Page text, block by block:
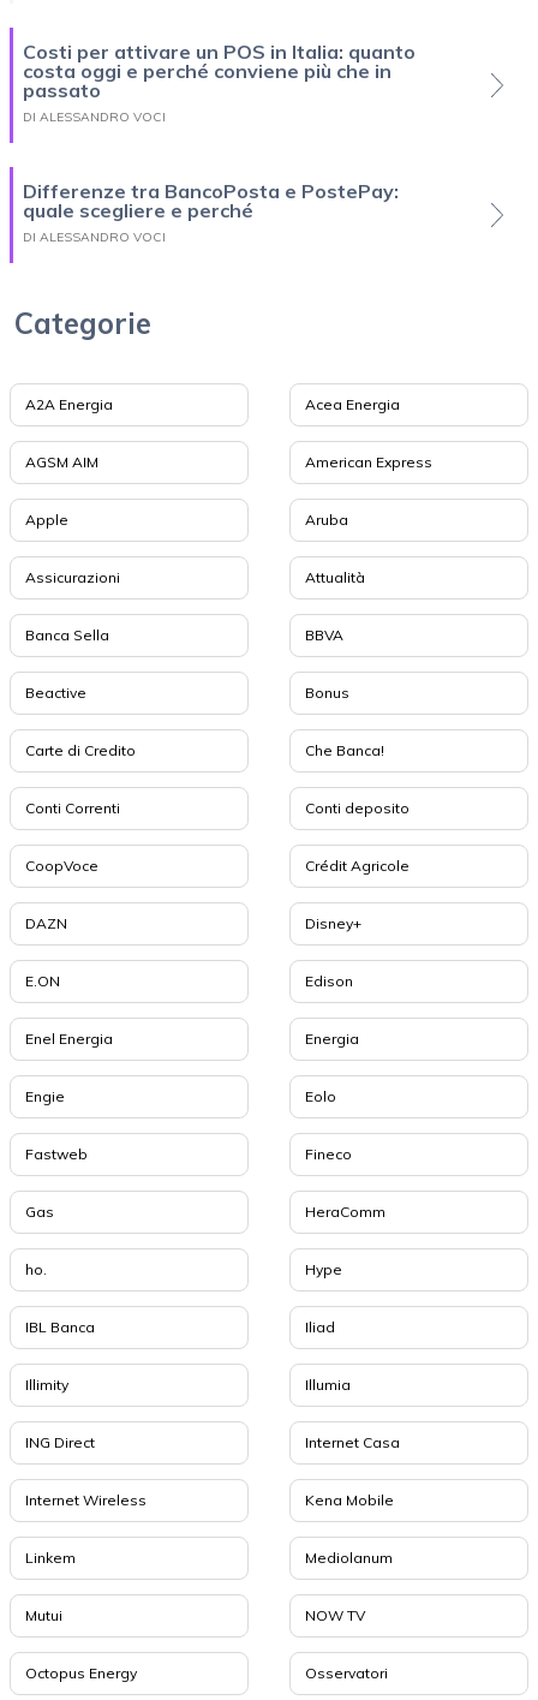
Costi per attivare un POS in Italia: quanto
costa oggi e perché conviene più che in
passato
DI ALESSANDRO VOCI
Differenze tra BancoPosta e PostePay:
quale scegliere e perché
DI ALESSANDRO VOCI
Categorie
A2A Energia Acea Energia
AGSM AIM American Express
Apple Aruba
Assicurazioni Attualità
Banca Sella BBVA
Beactive Bonus
Carte di Credito Che Banca!
Conti Correnti Conti deposito
CoopVoce Crédit Agricole
DAZN Disney+
E.ON Edison
Enel Energia Energia
Engie Eolo
Fastweb Fineco
Gas HeraComm
ho. Hype
IBL Banca Iliad
Illimity Illumia
ING Direct Internet Casa
Internet Wireless Kena Mobile
Linkem Mediolanum
Mutui NOW TV
Octopus Energy Osservatori